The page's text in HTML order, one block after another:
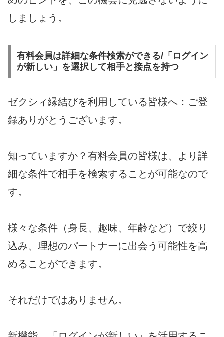
しましょう。
有料会員は詳細な条件検索ができる/「ログイン
が新しい」を選択して相手と接点を持つ
ゼクシィ縁結びを利用している皆様へ：ご登
録ありがとうございます。
知っていますか？有料会員の皆様は、より詳
細な条件で相手を検索することが可能なので
す。
様々な条件（身長、趣味、年齢など）で絞り
込み、理想のパートナーに出会う可能性を高
めることができます。
それだけではありません。